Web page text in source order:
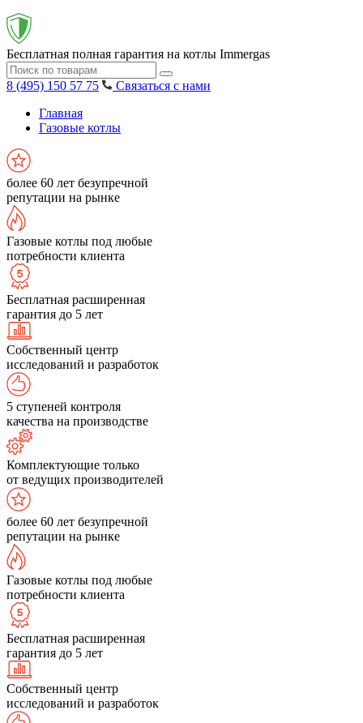
Бесплатная полная гарантия на котлы Immergas
8 (495) 150 57 75
Связаться с нами
Главная
Газовые котлы
более 60 лет безупречной
репутации на рынке
Газовые котлы под любые
потребности клиента
Бесплатная расширенная
гарантия до 5 лет
Собственный центр
исследований и разработок
5 ступеней контроля
качества на производстве
Комплектующие только
от ведущих производителей
более 60 лет безупречной
репутации на рынке
Газовые котлы под любые
потребности клиента
Бесплатная расширенная
гарантия до 5 лет
Собственный центр
исследований и разработок